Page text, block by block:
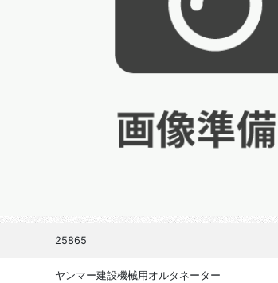
25865
ヤンマー建設機械用オルタネーター